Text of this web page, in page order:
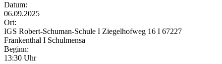
Datum:
06.09.2025
Ort:
IGS Robert-Schuman-Schule I Ziegelhofweg 16 I 67227
Frankenthal I Schulmensa
Beginn:
13:30 Uhr